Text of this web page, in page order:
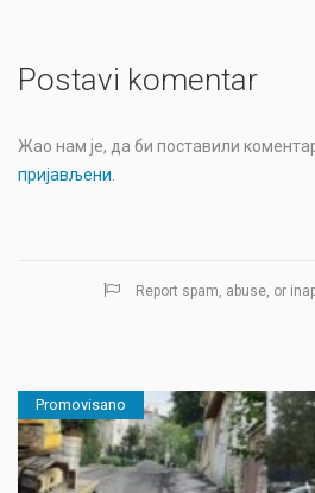
Postavi komentar
Жао нам је, да би поставили
пријављени
Report spam, abuse, or
Promovisano